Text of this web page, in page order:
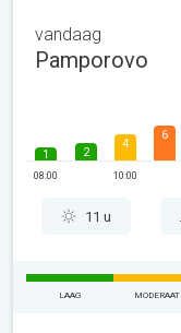
vandaag
Pamporovo
1
08:00
2
4
10:00
6
11 u
LAAG MODERAAT